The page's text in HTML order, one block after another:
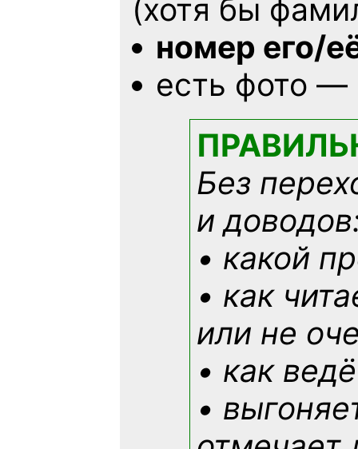
(хотя бы
номер его/
есть фото —
Без
и
• какой
• как
или не
• как
•